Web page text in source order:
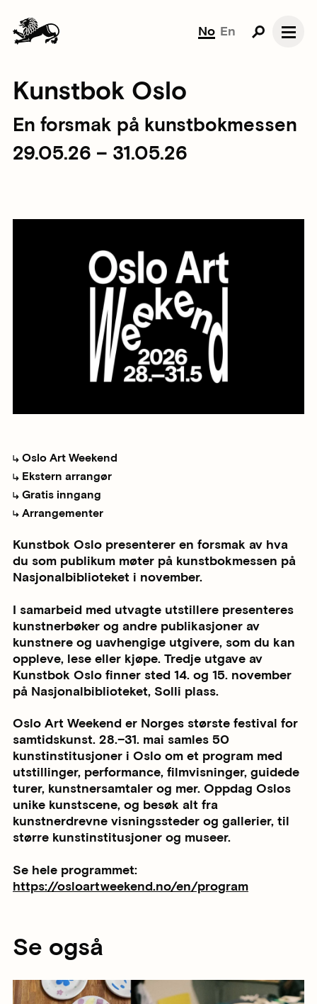
No En
Kunstbok Oslo
En forsmak på kunstbokmessen
29.05.26 – 31.05.26
Oslo Art Weekend
Ekstern arrangør
Gratis inngang
Arrangementer
Kunstbok Oslo presenterer en forsmak av hva
du som publikum møter på kunstbokmessen på
Nasjonalbiblioteket i november.
I samarbeid med utvagte utstillere presenteres
kunstnerbøker og andre publikasjoner av
kunstnere og uavhengige utgivere, som du kan
oppleve, lese eller kjøpe. ​​​​‌‍​‍​‍‌‍‌​‍‌‍‍‌‌‍‌‌‍‍‌‌‍‍​‍​‍​‍‍​‍​‍‌​‌‍​‌‌‍‍‌‍‍‌‌‌​‌‍‌​‍‍‌‍‍‌‌‍​‍​‍​‍​​‍​‍‌‍‍​‌​‍‌‍‌‌‌‍‌‍​‍​‍​‍‍​‍​‍‌‍‍​‌‌​‌‌​‌​​‌​​‍‍​‍​‍‌‍‌​‌‍​‌‍‌‍​‌‌​‍‌‌​‌‌‌‍‌‌‌‍‌‌‌‍‍‌‍‌‌‌‍‍‌‍‌​​‍‍‌​‌‍​‌‌‍‍‌‍‍‌‌‌​‌‍‌​‍‍‌​‌‌​‌‌‌‌‍‌​‌‍‍‌‌‍​‍‌‍‍‌‌‍‍‌‌​‌‍‌‌‌‍‍‌‌​​‍‌‍‌‌‌‍‌​‌‍‍‌‌‌​​‍‌‍‌‌‍‌‍‌​‌‍‌‌​‌‌​​‌​‍‌‍‌‌‌​‌‍‌‌‌‍‍‌‌​‌‍​‌‌‌​‌‍‍‌‌‍‌‍‍​‍‌‍‍‌‌‍‌​​‌‌‍​‍​‌​​‍‌‌‍​‌‌‍​‌‍​‍​‍​​‍​​‍‌​​‌​‌​​​‌‍‌‍​‍‌​‌​‌‍‌‌​‌‌‌‍‌‌​‍‌‌‍​‌‌‍​‌‍​‍​‍‌​‍‌​‌‌​‌​‌‍‌​‌‍‌​‌‍‌‍‌‍‌‍‌‍​‌​‌​​​‌​​‌​​‌‍‌‌​‍‌‌​‌‍‌‌​​‌‍‌‌​‌‌‍‌‌‌‍​‌‍‍​‌‍‍‌‌‍​‍‌‍‍‌‌‌​‌‍‍‌‌‍‌‍‍​‍‌​​‌‍​‌‌‌​‌‍‍​​‌‌‍​‌‍‌‍‍‌‌​‌‍‌‌‌‍‍‌‌​‌​​‍‌‍​‌‍‌‍​‌‍‍‌​​‍‌‌​‌‌‌​​‍‌‌‌‍‍‌‍‌‌‌‍‌​‍‌‌​​‌​‌​​‍‌‌​​‌​‌​​‍‌‌​​‍​​‍​​‍‌‍​​​‌​‌‌‌‍‌​‌‍‌‌​​‌‍‌​​‌‍​‍‌‌‍​‌​​‍​‍‌‌​​‍​​‍​‍‌‌​‌‌‌​‌​​‍‍‌‍​‌‍‌‍‍‌‌​‌‍‌‌‌‍‍‌‌​​‍‌‌​‌‌‌​​‍‌‌‌‍‍‌‍‌‌‌‍‌​‍‌‌​​‌​‌​​‍‌‌​​‌​‌​​‍‌‌​​‍​​‍​​‌‍‌​‌‍​‍‌‍​‌‍‌‌‌‍‌‌​​‍​​‌​​​​‌​​‌‍​​‍​‍‌‌​​‍​​‍​‍‌‌​‌‌‌​‌​​‍‍‌‍​‌‍‍​‌‍‍‌‌‍​‌‍‌​‌​‍‌‍‌‌‌‍‍​‍‌‌​‌‌‌​​‍‌‌‌‍‍‌‍‌‌‌‍‌​‍‌‌​​‌​‌​​‍‌‌​​‌​‌​​‍‌‌​​‍​​‍​​​​​‌‌‍​‌‍​‌‍‌‌‌‍​‍​‍‌‌‍‌‌​‍‌​‌‌‍‌​‌‍‌‌​‍‌‌​​‍​​‍​‍‌‌​‌‌‌​‌​​‍‍‌‌​‌‍‌‌‌‍​‌‌​​‌‍​‍‌‍​‌‌​‌‍‌‌‌‌‌‌‌​‍‌‍​​‌‌‍‍​‌‌​‌‌​‌​​‌​​‍‌‌​​‌​​‌​‍‌‌​​‍‌​‌‍​‍‌‌​​‍‌​‌‍‌‍‌​‌‍​‌‍‌‍​‌‌​‍‌‌​‌‌‌‍‌‌‌‍‌‌‌‍‍‌‍‌‌‌‍‍‌‍‌​​‍‍‌​‌‍​‌‌‍‍‌‍‍‌‌‌​‌‍‌​‍‍‌​‌‌​‌‌‌‌‍‌​‌‍‍‌‌‍​‍‌‍‌‍‍‌‌‍‌​​‌‌‍​‍​‌​​‍‌‌‍​‌‌‍​‌‍​‍​‍​​‍​​‍‌​​‌​‌​​​‌‍‌‍​‍‌​‌​‌‍‌‌​‌‌‌‍‌‌​‍‌‌‍​‌‌‍​‌‍​‍​‍‌​‍‌​‌‌​‌​‌‍‌​‌‍‌​‌‍‌‍‌‍‌‍‌‍​‌​‌​​​‌​​‌​​‌‍‌‌​‍‌‍‌‌​‌‍‌‌​​‌‍‌‌​‌‌‍‌‌‌‍​‌‍‍​‌‍‍‌‌‍​‍‌‍‍‌‌‌​‌‍‍‌‌‍‌‍‍​‍‌‍‌​​‌‍​‌‌‌​‌‍‍​​‌‌‍​‌‍‌‍‍‌‌​‌‍‌‌‌‍‍‌‌​‌​​‍‌‍​‌‍‌‍​‌‍‍‌​​‍‌‌​‌‌‌​​‍‌‌‌‍‍‌‍‌‌‌‍‌​‍‌‌​​‌​‌​​‍‌‌​​‌​‌​​‍‌‌​​‍​​‍​​‍‌‍​​​‌​‌‌‌‍‌​‌‍‌‌​​‌‍‌​​‌‍​‍‌‌‍​‌​​‍​‍‌‌​​‍​​‍​‍‌‌​‌‌‌​‌​​‍‍‌‍​‌‍‌‍‍‌‌​‌‍‌‌‌‍‍‌‌​​‍‌‌​‌‌‌​​‍‌‌‌‍‍‌‍‌‌‌‍‌​‍‌‌​​‌​‌​​‍‌‌​​‌​‌​​‍‌‌​​‍​​‍​​‌‍‌​‌‍​‍‌‍​‌‍‌‌‌‍‌‌​​‍​​‌​​​​‌​​‌‍​​‍​‍‌‌​​‍​​‍​‍‌‌​‌‌‌​‌​​‍‍‌‍​‌‍‍​‌‍‍‌‌‍​‌‍‌​‌​‍‌‍‌‌‌‍‍​‍‌‌​‌‌‌​​‍‌‌‌‍‍‌‍‌‌‌‍‌​‍‌‌​​‌​‌​​‍‌‌​​‌​‌​​‍‌‌​​‍​​‍​​​​​‌‌‍​‌‍​‌‍‌‌‌‍​‍​‍‌‌‍‌‌​‍‌​‌‌‍‌​‌‍‌‌​‍‌‌​​‍​​‍​‍‌‌​‌‌‌​‌​​‍‍‌‌​‌‍‌‌‌‍​‌‌​​‍‌‍‌​​‌‍‌‌‌​‍‌​‌​​‌‍‌‌‌‍​‌‌​‌‍‍‌‌‌‍‌‍‌‌​‌‌​​‌‌‌‌‍​‍‌‍​‌‍‍‌‌​‌‍‍​‌‍‌‌Tredje utgave av
Kunstbok Oslo finner sted 14. og 15. november
på Nasjonalbiblioteket, Solli plass.​​​​‌‍​‍​‍‌‍‌​‍‌‍‍‌‌‍‌‌‍‍‌‌‍‍​‍​‍​‍‍​‍​‍‌​‌‍​‌‌‍‍‌‍‍‌‌‌​‌‍‌​‍‍‌‍‍‌‌‍​‍​‍​‍​​‍​‍‌‍‍​‌​‍‌‍‌‌‌‍‌‍​‍​‍​‍‍​‍​‍‌‍‍​‌‌​‌‌​‌​​‌​​‍‍​‍​‍‌‍‌​‌‍​‌‍‌‍​‌‌​‍‌‌​‌‌‌‍‌‌‌‍‌‌‌‍‍‌‍‌‌‌‍‍‌‍‌​​‍‍‌​‌‍​‌‌‍‍‌‍‍‌‌‌​‌‍‌​‍‍‌​‌‌​‌‌‌‌‍‌​‌‍‍‌‌‍​‍‌‍‍‌‌‍‍‌‌​‌‍‌‌‌‍‍‌‌​​‍‌‍‌‌‌‍‌​‌‍‍‌‌‌​​‍‌‍‌‌‍‌‍‌​‌‍‌‌​‌‌​​‌​‍‌‍‌‌‌​‌‍‌‌‌‍‍‌‌​‌‍​‌‌‌​‌‍‍‌‌‍‌‍‍​‍‌‍‍‌‌‍‌​​‌‌‍​‍​‌​​‍‌‌‍​‌‌‍​‌‍​‍​‍​​‍​​‍‌​​‌​‌​​​‌‍‌‍​‍‌​‌​‌‍‌‌​‌‌‌‍‌‌​‍‌‌‍​‌‌‍​‌‍​‍​‍‌​‍‌​‌‌​‌​‌‍‌​‌‍‌​‌‍‌‍‌‍‌‍‌‍​‌​‌​​​‌​​‌​​‌‍‌‌​‍‌‌​‌‍‌‌​​‌‍‌‌​‌‌‍‌‌‌‍​‌‍‍​‌‍‍‌‌‍​‍‌‍‍‌‌‌​‌‍‍‌‌‍‌‍‍​‍‌​​‌‍​‌‌‌​‌‍‍​​‌‌‍​‌‍‌‍‍‌‌​‌‍‌‌‌‍‍‌‌​‌​​‍‌‍​‌‍‌‍​‌‍‍‌​​‍‌‌​‌‌‌​​‍‌‌‌‍‍‌‍‌‌‌‍‌​‍‌‌​​‌​‌​​‍‌‌​​‌​‌​​‍‌‌​​‍​​‍​​‍‌‍​​​‌​‌‌‌‍‌​‌‍‌‌​​‌‍‌​​‌‍​‍‌‌‍​‌​​‍​‍‌‌​​‍​​‍​‍‌‌​‌‌‌​‌​​‍‍‌‍​‌‍‌‍‍‌‌​‌‍‌‌‌‍‍‌‌​​‍‌‌​‌‌‌​​‍‌‌‌‍‍‌‍‌‌‌‍‌​‍‌‌​​‌​‌​​‍‌‌​​‌​‌​​‍‌‌​​‍​​‍​‍​​​‌​‌‌‍‌‍‌‍‌‌​‌‌‌‍‌​​‌‌‌‍‌‌​‌‌​​‌​‌‌​‍‌‌​​‍​​‍​‍‌‌​‌‌‌​‌​​‍‍‌‍​‌‍‍​‌‍‍‌‌‍​‌‍‌​‌​‍‌‍‌‌‌‍‍​‍‌‌​‌‌‌​​‍‌‌‌‍‍‌‍‌‌‌‍‌​‍‌‌​​‌​‌​​‍‌‌​​‌​‌​​‍‌‌​​‍​​‍​​​​​‌‌‍​‌‍​‌‍‌‌‌‍​‍​‍‌‌‍‌‌​‍‌​‌‌‍‌​‌‍‌‌​‍‌‌​​‍​​‍​‍‌‌​‌‌‌​‌​​‍‍‌‌​‌‍‌‌‌‍​‌‌​​‌‍​‍‌‍​‌‌​‌‍‌‌‌‌‌‌‌​‍‌‍​​‌‌‍‍​‌‌​‌‌​‌​​‌​​‍‌‌​​‌​​‌​‍‌‌​​‍‌​‌‍​‍‌‌​​‍‌​‌‍‌‍‌​‌‍​‌‍‌‍​‌‌​‍‌‌​‌‌‌‍‌‌‌‍‌‌‌‍‍‌‍‌‌‌‍‍‌‍‌​​‍‍‌​‌‍​‌‌‍‍‌‍‍‌‌‌​‌‍‌​‍‍‌​‌‌​‌‌‌‌‍‌​‌‍‍‌‌‍​‍‌‍‌‍‍‌‌‍‌​​‌‌‍​‍​‌​​‍‌‌‍​‌‌‍​‌‍​‍​‍​​‍​​‍‌​​‌​‌​​​‌‍‌‍​‍‌​‌​‌‍‌‌​‌‌‌‍‌‌​‍‌‌‍​‌‌‍​‌‍​‍​‍‌​‍‌​‌‌​‌​‌‍‌​‌‍‌​‌‍‌‍‌‍‌‍‌‍​‌​‌​​​‌​​‌​​‌‍‌‌​‍‌‍‌‌​‌‍‌‌​​‌‍‌‌​‌‌‍‌‌‌‍​‌‍‍​‌‍‍‌‌‍​‍‌‍‍‌‌‌​‌‍‍‌‌‍‌‍‍​‍‌‍‌​​‌‍​‌‌‌​‌‍‍​​‌‌‍​‌‍‌‍‍‌‌​‌‍‌‌‌‍‍‌‌​‌​​‍‌‍​‌‍‌‍​‌‍‍‌​​‍‌‌​‌‌‌​​‍‌‌‌‍‍‌‍‌‌‌‍‌​‍‌‌​​‌​‌​​‍‌‌​​‌​‌​​‍‌‌​​‍​​‍​​‍‌‍​​​‌​‌‌‌‍‌​‌‍‌‌​​‌‍‌​​‌‍​‍‌‌‍​‌​​‍​‍‌‌​​‍​​‍​‍‌‌​‌‌‌​‌​​‍‍‌‍​‌‍‌‍‍‌‌​‌‍‌‌‌‍‍‌‌​​‍‌‌​‌‌‌​​‍‌‌‌‍‍‌‍‌‌‌‍‌​‍‌‌​​‌​‌​​‍‌‌​​‌​‌​​‍‌‌​​‍​​‍​‍​​​‌​‌‌‍‌‍‌‍‌‌​‌‌‌‍‌​​‌‌‌‍‌‌​‌‌​​‌​‌‌​‍‌‌​​‍​​‍​‍‌‌​‌‌‌​‌​​‍‍‌‍​‌‍‍​‌‍‍‌‌‍​‌‍‌​‌​‍‌‍‌‌‌‍‍​‍‌‌​‌‌‌​​‍‌‌‌‍‍‌‍‌‌‌‍‌​‍‌‌​​‌​‌​​‍‌‌​​‌​‌​​‍‌‌​​‍​​‍​​​​​‌‌‍​‌‍​‌‍‌‌‌‍​‍​‍‌‌‍‌‌​‍‌​‌‌‍‌​‌‍‌‌​‍‌‌​​‍​​‍​‍‌‌​‌‌‌​‌​​‍‍‌‌​‌‍‌‌‌‍​‌‌​​‍‌‍‌​​‌‍‌‌‌​‍‌​‌​​‌‍‌‌‌‍​‌‌​‌‍‍‌‌‌‍‌‍‌‌​‌‌​​‌‌‌‌‍​‍‌‍​‌‍‍‌‌​‌‍‍​‌‍‌‌‌‍‌​​‍​‍‌‌
Oslo Art Weekend er Norges største festival for
samtidskunst. 28.–31. mai samles 50
kunstinstitusjoner i Oslo om et program med
utstillinger, performance, filmvisninger, guidede
turer, kunstnersamtaler og mer. Oppdag Oslos
unike kunstscene, og besøk alt fra
kunstnerdrevne visningssteder og gallerier, til
større kunstinstitusjoner og museer.
Se hele programmet:
https://osloartweekend.no/en/program
Se også